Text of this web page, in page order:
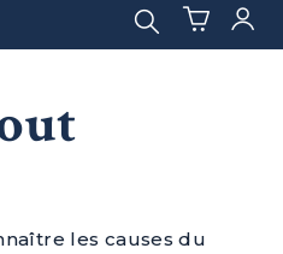
Rechercher :
les causes du